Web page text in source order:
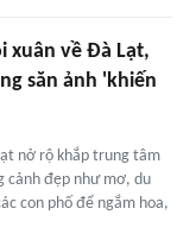
xuân về Đà Lạt,
săn ảnh 'khiến
nở rộ khắp trung tâm
cảnh đẹp như mơ, du
con phố để ngắm hoa,